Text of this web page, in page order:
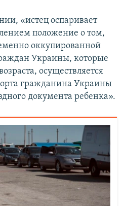
«истец оспаривает
положение о том,
оккупированной
Украины, которые
осуществляется
гражданина Украины
документа ребенка».